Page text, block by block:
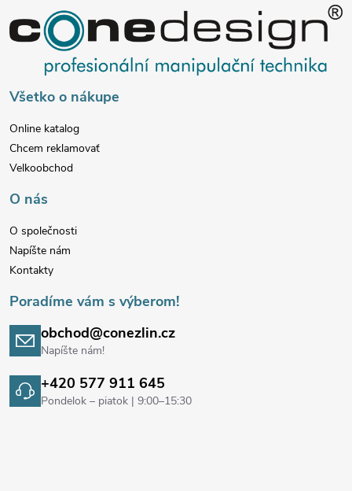
á
p
ä
t
e
Všetko o nákupe
Online katalog
Chcem reklamovať
Velkoobchod
O nás
O společnosti
Napíšte nám
Kontakty
Poradíme vám s výberom!
obchod@conezlin.cz
Napíšte nám!
+420 577 911 645
Pondelok – piatok | 9:00–15:30